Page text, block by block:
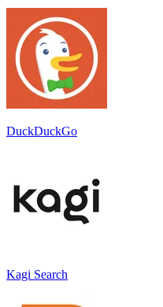
DuckDuckGo
Kagi Search